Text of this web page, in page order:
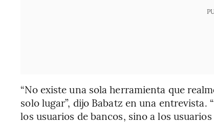
“No existe una sola herramienta que
solo lugar”, dijo Babatz en una
los usuarios de bancos, sino a los usuarios